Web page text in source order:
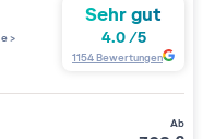
sur 5
>
Sehr gut
4.0/5
1154Bewertungen
ab